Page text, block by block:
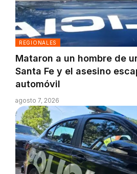
REGIONALES
Mataron a un hombre de
Santa Fe y el asesino
automóvil
agosto 7, 2026